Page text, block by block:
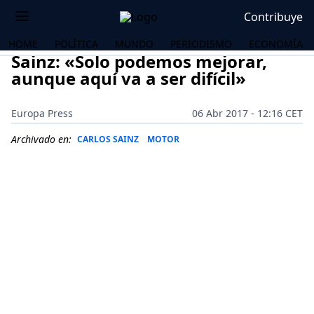
Contribuye
HOME POLÍTICA MUNDO PERIODISMO ECONOMÍA
Sainz: «Solo podemos mejorar,
aunque aquí va a ser difícil»
Europa Press
06 Abr 2017 - 12:16 CET
Archivado en: CARLOS SAINZ MOTOR